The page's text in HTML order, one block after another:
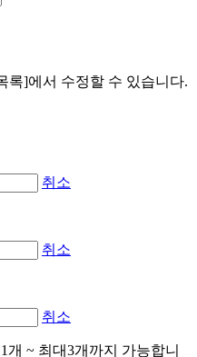
록]에서 수정할 수 있습니다.
취소
취소
취소
~ 최대3개까지 가능합니